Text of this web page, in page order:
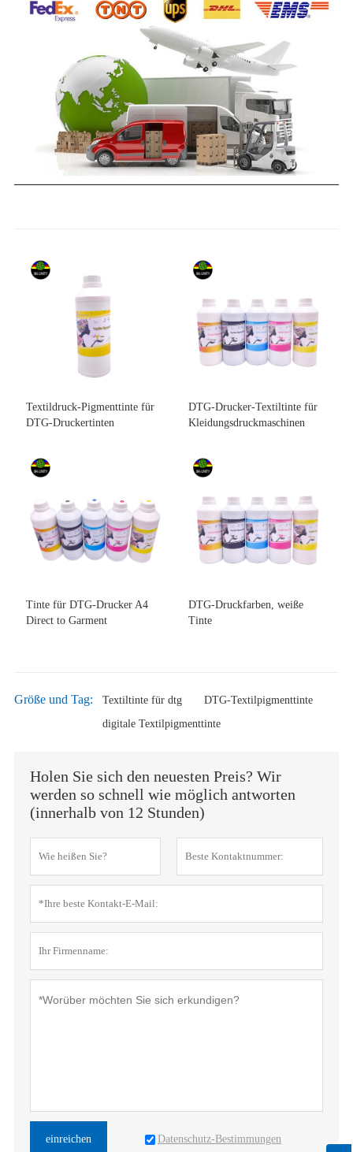
Textildruck-Pigmenttinte für
DTG-Druckertinten
DTG-Drucker-Textiltinte für
Kleidungsdruckmaschinen
Tinte für DTG-Drucker A4
Direct to Garment
DTG-Druckfarben, weiße
Tinte
Größe und Tag: Textiltinte für dtg
DTG-Textilpigmenttinte
digitale Textilpigmenttinte
Holen Sie sich den neuesten Preis? Wir
werden so schnell wie möglich antworten
(innerhalb von 12 Stunden)
einreichen Datenschutz-Bestimmungen